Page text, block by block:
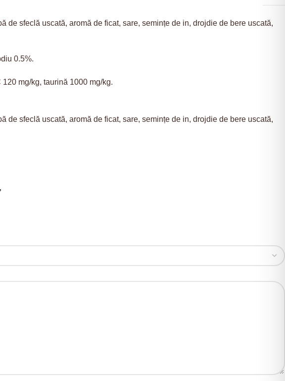
de sfeclă uscată, aromă de ficat, sare, semințe de in, drojdie de bere uscată,
0.5%.
mg/kg, taurină 1000 mg/kg.
de sfeclă uscată, aromă de ficat, sare, semințe de in, drojdie de bere uscată,